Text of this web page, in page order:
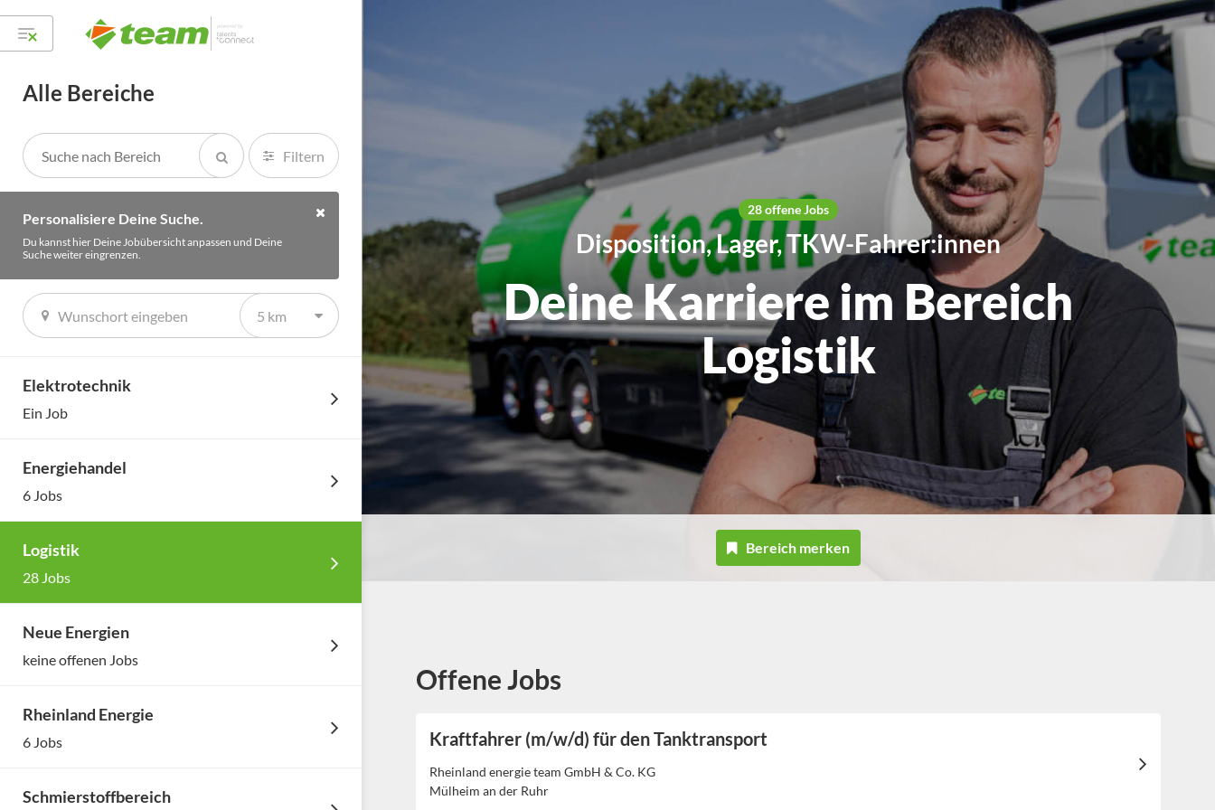
Alle Bereiche
Filtern
Personalisiere Deine Suche.
Du kannst hier Deine Jobübersicht anpassen und Deine
Suche weiter eingrenzen.
5 km
Elektrotechnik
Ein Job
Energiehandel
6 Jobs
Logistik
28 Jobs
Neue Energien
keine offenen Jobs
Rheinland Energie
6 Jobs
Schmierstoffbereich
28 offene Jobs
Disposition, Lager, TKW-Fahrer:innen
Deine Karriere im Bereich
Logistik
Bereich merken
Offene Jobs
Kraftfahrer (m/w/d) für den Tanktransport
Rheinland energie team GmbH & Co. KG
Mülheim an der Ruhr